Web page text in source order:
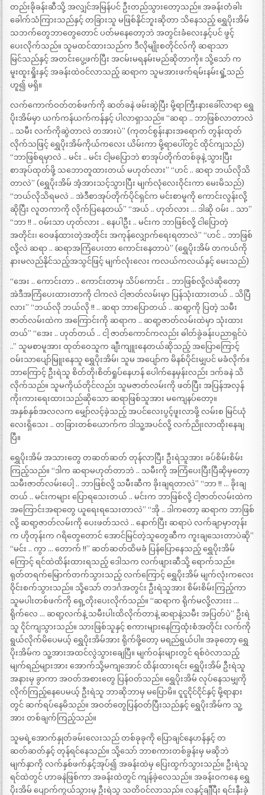
တည်းခိုခန်းဆီသို့ အလျှင်အမြန်ပင် ဦးတည်သွားတော့သည်။ အခန်းတံခါး
ခေါက်သံကြားသည်နှင့် တခြားသူ မဖြစ်နိုင်ဘူးဆိုတာ သိနေသည့် ရွှေပိုးအိမ်
သဘက်တွေဘာတွေတောင် ပတ်မနေတော့ဘဲ အတွင်းခံလေးနှင့်ပင် ဖွင့်
ပေးလိုက်သည်။ သူမထင်ထားသည်က ဒီလိုမျိုးစတိုင်လ်ကို ဆရာသာ
မြင်သည်နှင့် အတင်းပွေ့ဖက်ပြီး အငမ်းမရနမ်းမည်ဆိုတာကို။ သို့သော် က
မူးထူးရှိုးနှင့် အခန်းထဲဝင်လာသည့် ဆရာက သူမအားဖက်ရမ်းနမ်းရှုံ့သည်
ဟူ၍ မရှိ။
လက်ကောက်ဝတ်တစ်ဖက်ကို ဆတ်ခနဲ ဖမ်းဆွဲပြီး မို့ရာကြီးနားခေါ်လာရာ ရွှေ
ပိုးအိမ်မှာ ယက်ကန်ယက်ကန်နှင့် ပါလာရှာသည်။ “ဆရာ .. ဘာဖြစ်လာတာလဲ
.. သမီး လက်ကိုဆွဲတာလဲ တအားပဲ” (ကုတင်စွန်းနားအရောက် တွန်းထုတ်
လိုက်သဖြင့် ရွှေပိုးအိမ်ကိုယ်ကလေး ယိမ်းကာ မို့ရာပေါ်တွင် ထိုင်ကျသည်)
“ဘာဖြစ်ရမှာလဲ .. မင်း .. မင်း ငါ့မပြောဘဲ စာအုပ်တိုက်တစ်ခုနဲ့ သွားပြီး
စာအုပ်ထုတ်ဖို့ သဘောတူထားတယ် မဟုတ်လား” “ဟင် .. ဆရာ ဘယ်လိုသိ
တာလဲ” (ရွှေပိုးအိမ် အံ့အားသင့်သွားပြီး မျက်လုံလေးဝိုင်းကာ မေးမိသည်)
“ဘယ်လိုသိရမလဲ .. အဲဒီစာအုပ်တိုက်ပိုင်ရှင်က မင်းစာမူကို ကောင်းလွန်းလို့
ဆိုပြီး လူတကာကို လိုက်ပြနေတယ်” “အယ် .. ဟုတ်လား … ဒါဆို ဝမ်း .. သာ”
“ဘာ !! .. ဝမ်းသာ ဟုတ်လား .. နေပါဦး .. မင်းက ဘာဖြစ်လို့ ငါပြောတဲ့
အတိုင်း၊ ဝေဖန်ထားတဲ့အတိုင်း အကုန်လျှောက်ရေးရတာလဲ” “ဟင် .. ဘာဖြစ်
လို့လဲ ဆရာ .. ဆရာအကြံပေးတာ ကောင်းနေတာပဲ” (ရွှေပိုးအိမ် တကယ်ကို
နားမလည်နိုင်သည့်အသွင်ဖြင့် မျက်လုံးလေး ကလယ်ကလယ်နှင့် မေးသည်)
“အေး .. ကောင်းတာ .. ကောင်းတာမှ သိပ်ကောင်း .. ဘာဖြစ်လို့လဲဆိုတော့
အဲဒီအကြံပေးထားတာကို ငါကလဲ ငါ့ဇာတ်လမ်းမှာ ပြန်သုံးထားတယ် .. သိပြီ
လား” “ဘယ်လို ဘယ်လို !! .. ဆရာ ဘာပြောတယ် .. ဆရာ့ကို ပြတဲ့ သမီး
ဇာတ်လမ်းထဲက အကြောင်းကို ဆရာက .. ဆရာ့ဇာတ်လမ်းထဲမှာ သုံးထား
တယ်” “အေး .. ဟုတ်တယ် .. ငါ့ ဇာတ်ကောင်ကလည်း ဓါတ်ခွဲခန်းပညာရှင်ပဲ
..” သူမစာမူအား ထုတ်ဝေသူက ချီးကျူးနေတယ်ဆိုသည့် အပြောကြောင့်
ဝမ်းသာပျော်မြူးနေသူ ရွှေပိုးအိမ်၊ သူမ အပျော်က မိနစ်ပိုင်းမျှပင် မခံလိုက်။
ဘာကြောင့် ဦးရဲသူ စိတ်တို၊စိတ်ရှုပ်နေဟန် ပေါက်နေမှန်းလည်း ဒက်ခနဲ သိ
လိုက်သည်။ သူမကိုယ်တိုင်လည်း သူမဇာတ်လမ်းကို ဖတ်ပြီး အပြန်အလှန်
ကိုးကားရေးထားသည်ဆိုသော ဆရာဖြစ်သူအား မကျေနပ်တော့။
အနှစ်နှစ်အလလက မျှော်လင့်ခဲ့သည့် အပင်လေးပွင့်ဖူးလာဖို့ လမ်းစ မြင်ယုံ
လေးရှိသေး .. တခြားတစ်ယောက်က ဒါသူ့အပင်လို့ လက်ညိုးလာထိုးနေချ
ပြီ။
ရွှေပိုးအိမ် အသားတွေ တဆတ်ဆတ် တုန်လာပြီး ဦးရဲသူအား ခပ်စိမ်းစိမ်း
ကြည့်သည်။ “ဒါက ဆရာမဟုတ်တာဘဲ .. သမီးကို အကြံပေးပြီးပြီဆိုမှတော့
သမီးဇာတ်လမ်းပေါ့ .. ဘာဖြစ်လို့ သမီးဆီက ခိုးချရတာလဲ” “ဘာ !! … ခိုးချ
တယ် .. မင်းကများ ပြောရသေးတယ် .. မင်းက ဘာဖြစ်လို့ ငါ့ဇာတ်လမ်းထဲက
အကြောင်းအရာတွေ ယူရေးရသေးတာလဲ” “အို .. ဒါကတော့ ဆရာက ဘာဖြစ်
လို့ ဆရာ့ဇာတ်လမ်းကို ပေးဖတ်သလဲ .. နောက်ပြီး ဆရာပဲ လက်ချာမှာတုန်း
က ဟိုတုန်းက ဂရိတွေတောင် အောင်မြင်တဲ့သူတွေဆီက ကူးချသေးတာပဲဆို”
“မင်း .. ကွာ … တောက် !!” ဆတ်ဆတ်ထိမခံ ပြန်ပြောနေသည့် ရွှေပိုးအိမ်
ကြောင့် ရင်ထဲထိန်းထားရသည့် ဒေါသက လက်ဖျားဆီသို့ ရောက်သည်။
ရုတ်တရက်မြောက်တက်သွားသည့် လက်ကြောင့် ရွှေပိုးအိမ် မျက်လုံးကလေး
ဝိုင်းစက်သွားသည်။ သို့သော် တဒင်္ဂအတွင်း ဦးရဲသူအား စိမ်းစိမ်းကြည့်ကာ
သူမပါးတစ်ဖက်ကို ရှေ့တိုးပေးလိုက်သည်။ “ဆရာက ရိုက်မလို့လားးး …
ရိုက်လေ … ဆရာ့လက်နဲ့ သမီးပါးထိလိုက်တာနဲ့ ဆရာနဲ့သမီး အပြတ်ပဲ” ဦးရဲ
သူ ငိုင်ကျသွားသည်။ သားဖြစ်သူနှင့် စကားများနေကြထုံးစံအတိုင်း လက်ကို
ရွယ်လိုက်မိပေမယ့် ရွှေပိုးအိမ်အား ရိုက်ဖို့တော့ မရည်ရွယ်ပါ။ အခုတော့ ရွှေ
ပိုးအိမ်က သူ့အားအထင်လွဲသွားချေပြီ။ မျက်ဝန်းများတွင် ရစ်ဝဲလာသည့်
မျက်ရည်များအား အောက်သို့မကျအောင် ထိန်းထားရင်း ရွှေပိုးအိမ် ဦးရဲသူ
အနားမှ ခွာကာ အဝတ်အစားတွေ ပြန်ဝတ်သည်။ ရွှေပိုးအိမ် လုပ်နေသမျှကို
လိုက်ကြည့်နေပေမယ့် ဦးရဲသူ ဘာဆိုဘာမှ မပြောမိ။ ငူငူငိုင်ငိုင်နှင့် မို့ရာနား
တွင် ဆက်ရပ်နေမိသည်။ အဝတ်တွေပြန်ဝတ်ပြီးသည်နှင့် ရွှေပိုးအိမ်က သူ့
အား တစ်ချက်ကြည့်သည်။
သူမရဲ့အောက်နှုတ်ခမ်းလေးသည် တစ်ခုခုကို ပြောချင်နေဟန်နှင့် တ
ဆတ်ဆတ်နှင့် တုန်ရင်နေသည်။ သို့သော် ဘာစကားတစ်ခွန်းမှ မဆိုဘဲ
မျက်နှာကို လက်နှစ်ဖက်နှင့်အုပ်၍ အခန်းထဲမှ ပြေးထွက်သွားသည်။ ဦးရဲသူ
ရင်ထဲတွင် ဟာခနဲဖြစ်ကာ အခန်းထဲတွင် ကျန်ခဲ့လေသည်။ အခန်းဝကနေ ရွှေ
ပိုးအိမ် ပျောက်ကွယ်သွားမှ ဦးရဲသူ သတိဝင်လာသည်။ လနှင့်ချီပြီး ရင်းနှီးခဲ့